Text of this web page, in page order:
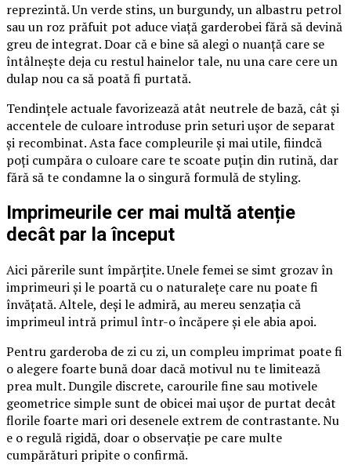
reprezintă. Un verde stins, un burgundy, un albastru petrol
sau un roz prăfuit pot aduce viață garderobei fără să devină
greu de integrat. Doar că e bine să alegi o nuanță care se
întâlnește deja cu restul hainelor tale, nu una care cere un
dulap nou ca să poată fi purtată.
Tendințele actuale favorizează atât neutrele de bază, cât și
accentele de culoare introduse prin seturi ușor de separat
și recombinat. Asta face compleurile și mai utile, fiindcă
poți cumpăra o culoare care te scoate puțin din rutină, dar
fără să te condamne la o singură formulă de styling.
Imprimeurile cer mai multă atenție
decât par la început
Aici părerile sunt împărțite. Unele femei se simt grozav în
imprimeuri și le poartă cu o naturalețe care nu poate fi
învățată. Altele, deși le admiră, au mereu senzația că
imprimeul intră primul într-o încăpere și ele abia apoi.
Pentru garderoba de zi cu zi, un compleu imprimat poate fi
o alegere foarte bună doar dacă motivul nu te limitează
prea mult. Dungile discrete, carourile fine sau motivele
geometrice simple sunt de obicei mai ușor de purtat decât
florile foarte mari ori desenele extrem de contrastante. Nu
e o regulă rigidă, doar o observație pe care multe
cumpărături pripite o confirmă.